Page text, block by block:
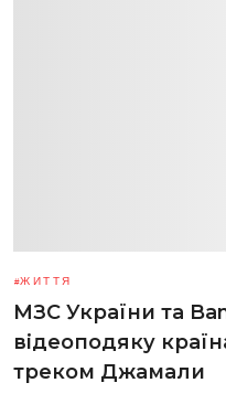
ЖИТТЯ
МЗС України та
відеоподяку
треком Джамали